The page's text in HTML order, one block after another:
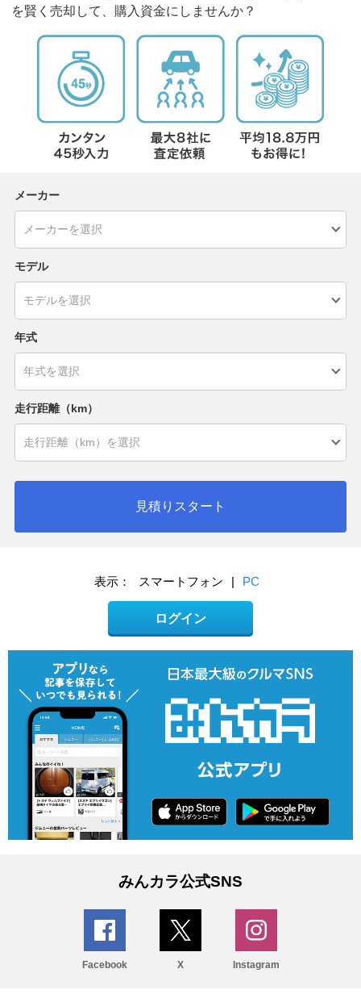
を賢く売却して、購入資金にしませんか？
メーカー
モデル
年式
走行距離（km）
見積りスタート
表示： スマートフォン | PC
ログイン
みんカラ公式SNS
Facebook X Instagram